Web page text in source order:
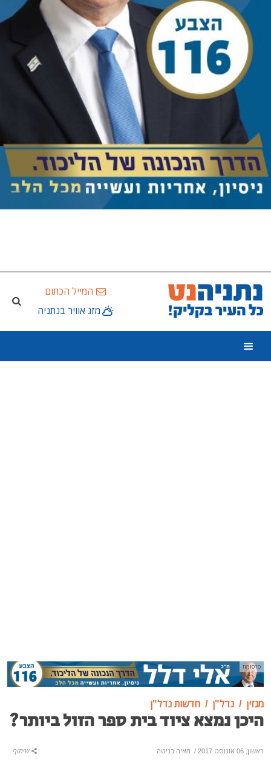
המייל הכתום
מזג אוויר בנתניה
פרסומת
מגזין נדל"ן חדשות נדל"ן
היכן נמצא ציוד בית ספר הזול ביותר?
ראשון, 06 אוגוסט 2017 / מאיה בניטה שיתוף